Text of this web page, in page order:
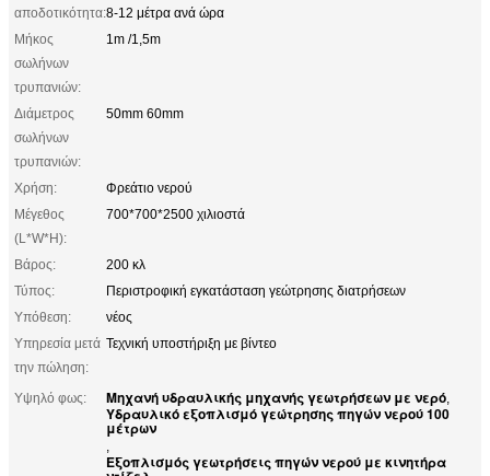
αποδοτικότητα:8-12 μέτρα ανά ώρα
Μήκος
σωλήνων
τρυπανιών:
1m /1,5m
Διάμετρος
σωλήνων
τρυπανιών:
50mm 60mm
Χρήση:
Φρεάτιο νερού
Μέγεθος
(L*W*H):
700*700*2500 χιλιοστά
Βάρος:
200 κλ
Τύπος:
Περιστροφική εγκατάσταση γεώτρησης διατρήσεων
Υπόθεση:
νέος
Υπηρεσία μετά
την πώληση:
Τεχνική υποστήριξη με βίντεο
Υψηλό φως: Μηχανή υδραυλικής μηχανής γεωτρήσεων με νερό,
Υδραυλικό εξοπλισμό γεώτρησης πηγών νερού 100
μέτρων
,
Εξοπλισμός γεωτρήσεις πηγών νερού με κινητήρα